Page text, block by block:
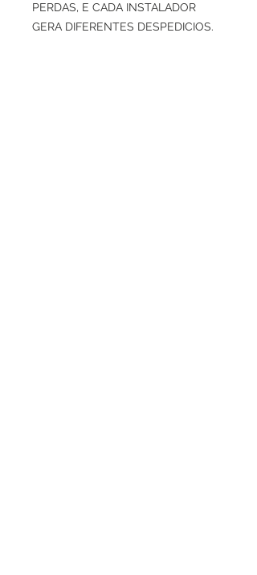
PERDAS, E CADA INSTALADOR
GERA DIFERENTES DESPEDICIOS.